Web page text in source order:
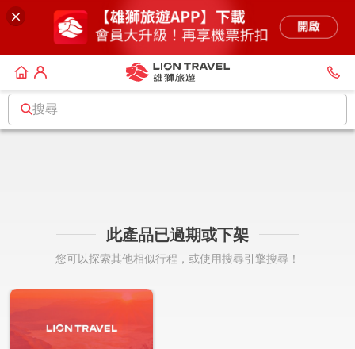
搜尋
此產品已過期或下架
您可以探索其他相似行程，或使用搜尋引擎搜尋！